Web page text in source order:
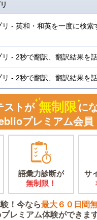
- 英和・和英を一度に検索
- 2秒で翻訳、翻訳結果を
- 2秒で翻訳、翻訳結果を
ストが 無制限に
プレミアム会員
語彙力診断が
無制限！
サ
！今なら最大６０日間
レミアム体験ができま